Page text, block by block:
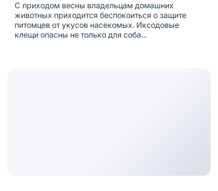
С приходом весны владельцам домашних
животных приходится беспокоиться о защите
питомцев от укусов насекомых. Иксодовые
клещи опасны не только для соба...